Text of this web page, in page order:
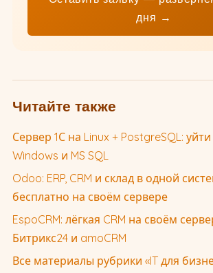
дня →
Читайте также
Сервер 1С на Linux + PostgreSQL:
Windows и MS SQL
Odoo: ERP, CRM и склад в одной
бесплатно на своём сервере
EspoCRM: лёгкая CRM на своём
Битрикс24 и amoCRM
Все материалы рубрики «IT для